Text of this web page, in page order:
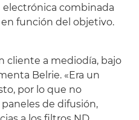
combinada
función del objetivo.
cliente a mediodía, bajo
Belrie. «Era un
por lo que no
de difusión,